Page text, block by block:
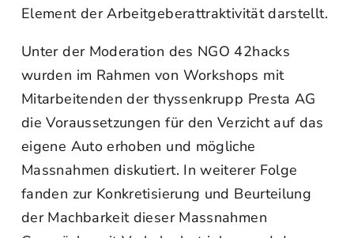
Element der Arbeitgeberattraktivität darstellt.
Unter der Moderation des NGO 42hacks
wurden im Rahmen von Workshops mit
Mitarbeitenden der thyssenkrupp Presta AG
die Voraussetzungen für den Verzicht auf das
eigene Auto erhoben und mögliche
Massnahmen diskutiert. In weiterer Folge
fanden zur Konkretisierung und Beurteilung
der Machbarkeit dieser Massnahmen